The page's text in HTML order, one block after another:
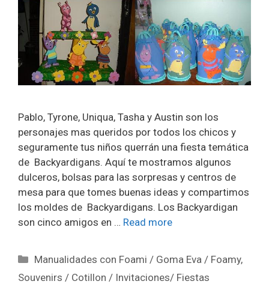
Pablo, Tyrone, Uniqua, Tasha y Austin son los
personajes mas queridos por todos los chicos y
seguramente tus niños querrán una fiesta temática
de Backyardigans. Aquí te mostramos algunos
dulceros, bolsas para las sorpresas y centros de
mesa para que tomes buenas ideas y compartimos
los moldes de Backyardigans. Los Backyardigan
son cinco amigos en … Read more
Manualidades con Foami / Goma Eva / Foamy,
Souvenirs / Cotillon / Invitaciones/ Fiestas